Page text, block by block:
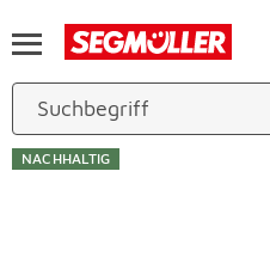
NACHHALTIG